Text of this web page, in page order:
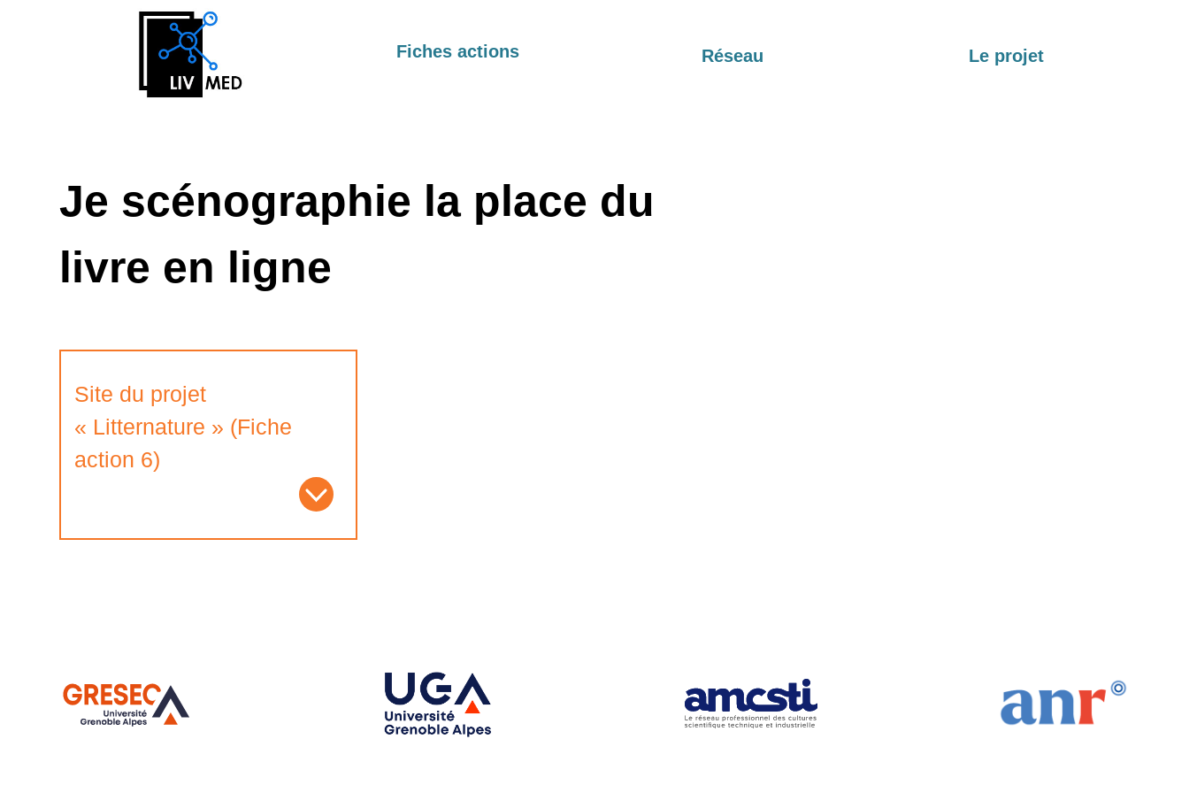
Fiches actions Réseau Le projet
Je scénographie la place du
livre en ligne
Site du projet
« Litternature » (Fiche
action 6)